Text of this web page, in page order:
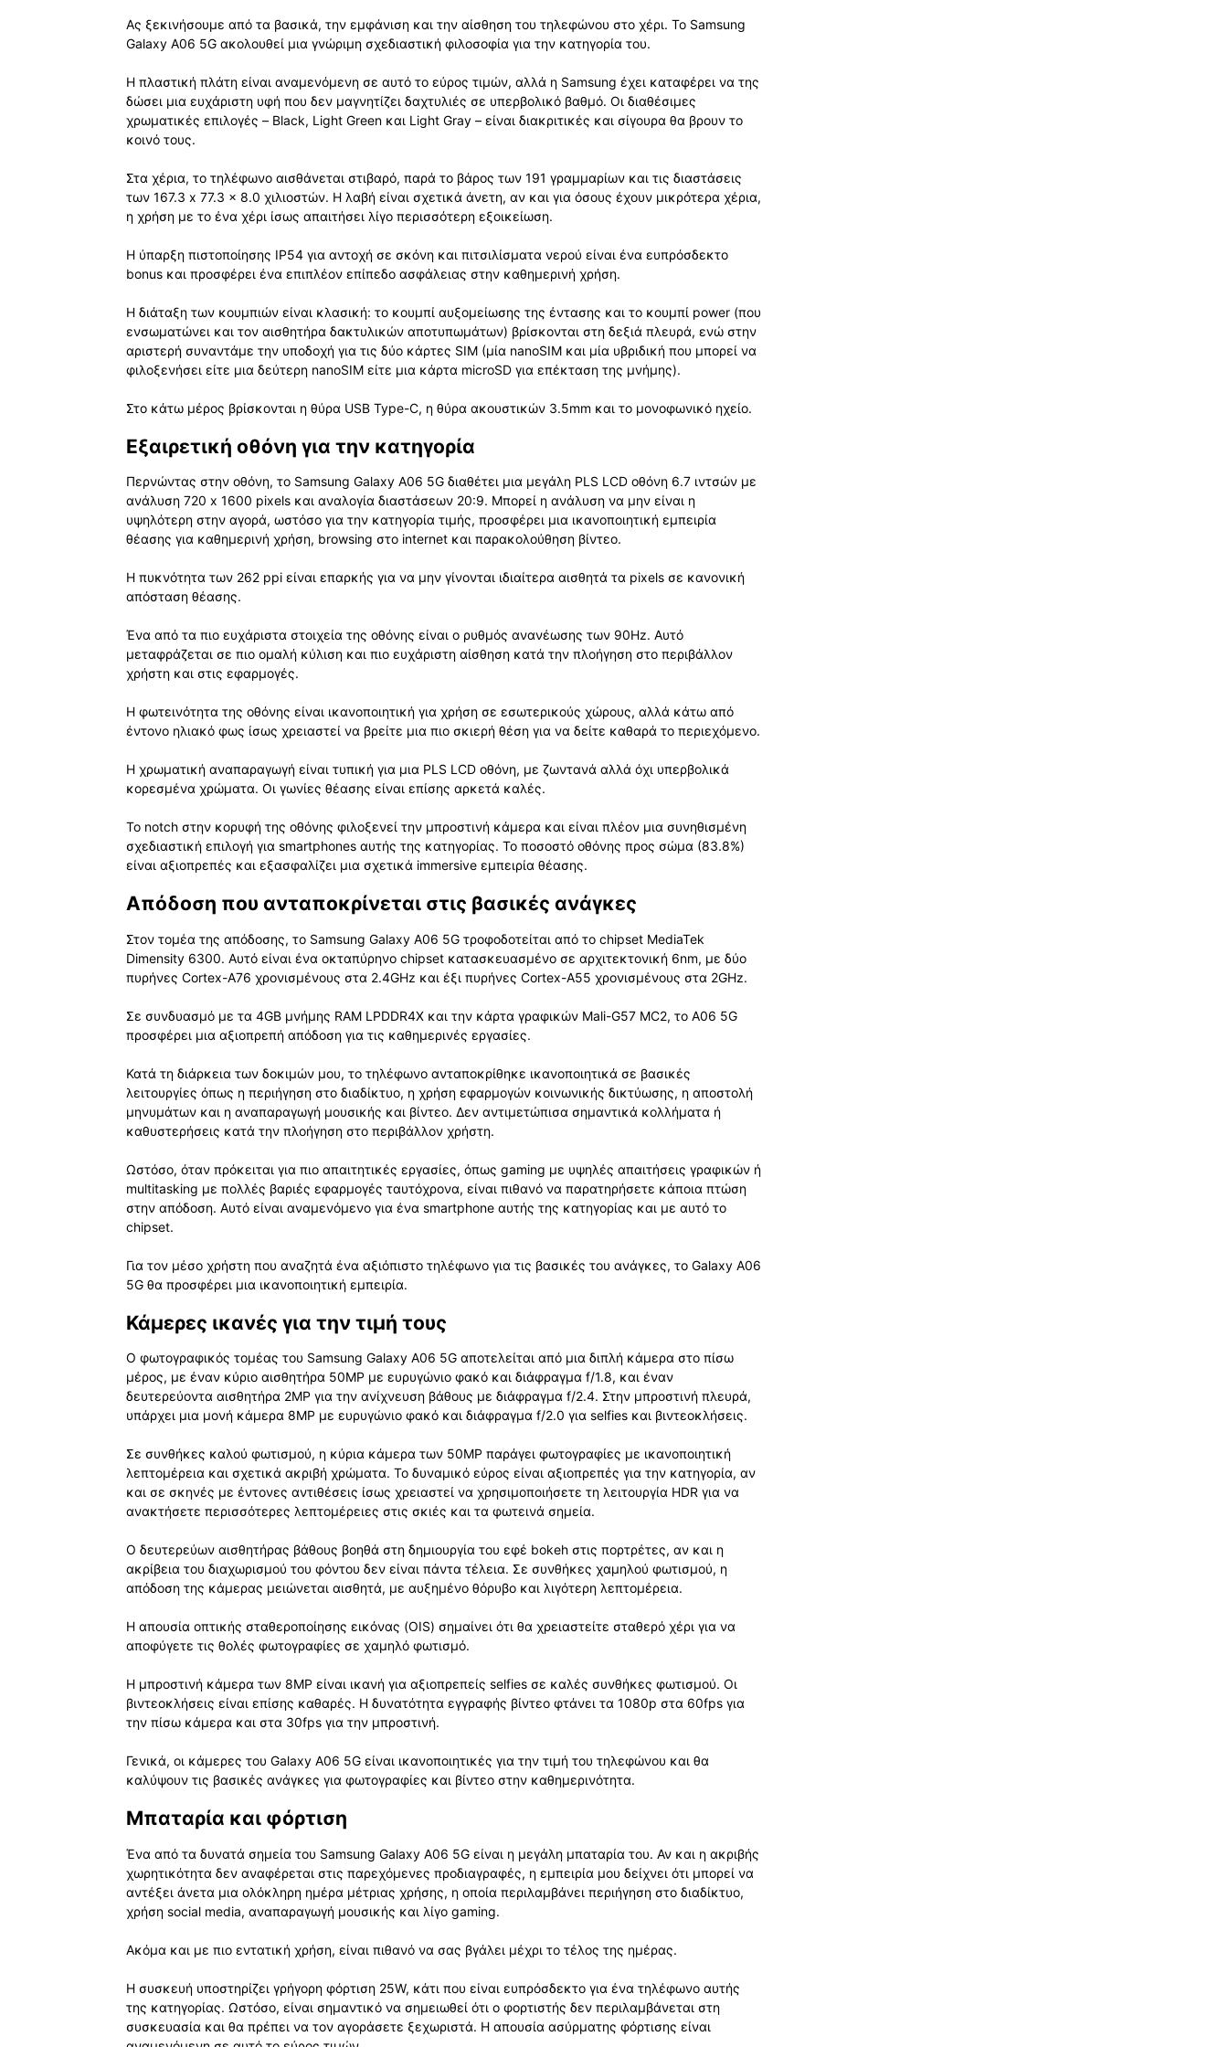
Ας ξεκινήσουμε από τα βασικά, την εμφάνιση και την αίσθηση του τηλεφώνου στο χέρι. Το Samsung
Galaxy A06 5G ακολουθεί μια γνώριμη σχεδιαστική φιλοσοφία για την κατηγορία του.
Η πλαστική πλάτη είναι αναμενόμενη σε αυτό το εύρος τιμών, αλλά η Samsung έχει καταφέρει να της
δώσει μια ευχάριστη υφή που δεν μαγνητίζει δαχτυλιές σε υπερβολικό βαθμό. Οι διαθέσιμες
χρωματικές επιλογές – Black, Light Green και Light Gray – είναι διακριτικές και σίγουρα θα βρουν το
κοινό τους.
Στα χέρια, το τηλέφωνο αισθάνεται στιβαρό, παρά το βάρος των 191 γραμμαρίων και τις διαστάσεις
των 167.3 x 77.3 x 8.0 χιλιοστών. Η λαβή είναι σχετικά άνετη, αν και για όσους έχουν μικρότερα χέρια,
η χρήση με το ένα χέρι ίσως απαιτήσει λίγο περισσότερη εξοικείωση.
Η ύπαρξη πιστοποίησης IP54 για αντοχή σε σκόνη και πιτσιλίσματα νερού είναι ένα ευπρόσδεκτο
bonus και προσφέρει ένα επιπλέον επίπεδο ασφάλειας στην καθημερινή χρήση.
Η διάταξη των κουμπιών είναι κλασική: το κουμπί αυξομείωσης της έντασης και το κουμπί power (που
ενσωματώνει και τον αισθητήρα δακτυλικών αποτυπωμάτων) βρίσκονται στη δεξιά πλευρά, ενώ στην
αριστερή συναντάμε την υποδοχή για τις δύο κάρτες SIM (μία nanoSIM και μία υβριδική που μπορεί να
φιλοξενήσει είτε μια δεύτερη nanoSIM είτε μια κάρτα microSD για επέκταση της μνήμης).
Στο κάτω μέρος βρίσκονται η θύρα USB Type-C, η θύρα ακουστικών 3.5mm και το μονοφωνικό ηχείο.
Εξαιρετική οθόνη για την κατηγορία
Περνώντας στην οθόνη, το Samsung Galaxy A06 5G διαθέτει μια μεγάλη PLS LCD οθόνη 6.7 ιντσών με
ανάλυση 720 x 1600 pixels και αναλογία διαστάσεων 20:9. Μπορεί η ανάλυση να μην είναι η
υψηλότερη στην αγορά, ωστόσο για την κατηγορία τιμής, προσφέρει μια ικανοποιητική εμπειρία
θέασης για καθημερινή χρήση, browsing στο internet και παρακολούθηση βίντεο.
Η πυκνότητα των 262 ppi είναι επαρκής για να μην γίνονται ιδιαίτερα αισθητά τα pixels σε κανονική
απόσταση θέασης.
Ένα από τα πιο ευχάριστα στοιχεία της οθόνης είναι ο ρυθμός ανανέωσης των 90Hz. Αυτό
μεταφράζεται σε πιο ομαλή κύλιση και πιο ευχάριστη αίσθηση κατά την πλοήγηση στο περιβάλλον
χρήστη και στις εφαρμογές.
Η φωτεινότητα της οθόνης είναι ικανοποιητική για χρήση σε εσωτερικούς χώρους, αλλά κάτω από
έντονο ηλιακό φως ίσως χρειαστεί να βρείτε μια πιο σκιερή θέση για να δείτε καθαρά το περιεχόμενο.
Η χρωματική αναπαραγωγή είναι τυπική για μια PLS LCD οθόνη, με ζωντανά αλλά όχι υπερβολικά
κορεσμένα χρώματα. Οι γωνίες θέασης είναι επίσης αρκετά καλές.
Το notch στην κορυφή της οθόνης φιλοξενεί την μπροστινή κάμερα και είναι πλέον μια συνηθισμένη
σχεδιαστική επιλογή για smartphones αυτής της κατηγορίας. Το ποσοστό οθόνης προς σώμα (83.8%)
είναι αξιοπρεπές και εξασφαλίζει μια σχετικά immersive εμπειρία θέασης.
Απόδοση που ανταποκρίνεται στις βασικές ανάγκες
Στον τομέα της απόδοσης, το Samsung Galaxy A06 5G τροφοδοτείται από το chipset MediaTek
Dimensity 6300. Αυτό είναι ένα οκταπύρηνο chipset κατασκευασμένο σε αρχιτεκτονική 6nm, με δύο
πυρήνες Cortex-A76 χρονισμένους στα 2.4GHz και έξι πυρήνες Cortex-A55 χρονισμένους στα 2GHz.
Σε συνδυασμό με τα 4GB μνήμης RAM LPDDR4X και την κάρτα γραφικών Mali-G57 MC2, το A06 5G
προσφέρει μια αξιοπρεπή απόδοση για τις καθημερινές εργασίες.
Κατά τη διάρκεια των δοκιμών μου, το τηλέφωνο ανταποκρίθηκε ικανοποιητικά σε βασικές
λειτουργίες όπως η περιήγηση στο διαδίκτυο, η χρήση εφαρμογών κοινωνικής δικτύωσης, η αποστολή
μηνυμάτων και η αναπαραγωγή μουσικής και βίντεο. Δεν αντιμετώπισα σημαντικά κολλήματα ή
καθυστερήσεις κατά την πλοήγηση στο περιβάλλον χρήστη.
Ωστόσο, όταν πρόκειται για πιο απαιτητικές εργασίες, όπως gaming με υψηλές απαιτήσεις γραφικών ή
multitasking με πολλές βαριές εφαρμογές ταυτόχρονα, είναι πιθανό να παρατηρήσετε κάποια πτώση
στην απόδοση. Αυτό είναι αναμενόμενο για ένα smartphone αυτής της κατηγορίας και με αυτό το
chipset.
Για τον μέσο χρήστη που αναζητά ένα αξιόπιστο τηλέφωνο για τις βασικές του ανάγκες, το Galaxy A06
5G θα προσφέρει μια ικανοποιητική εμπειρία.
Κάμερες ικανές για την τιμή τους
Ο φωτογραφικός τομέας του Samsung Galaxy A06 5G αποτελείται από μια διπλή κάμερα στο πίσω
μέρος, με έναν κύριο αισθητήρα 50MP με ευρυγώνιο φακό και διάφραγμα f/1.8, και έναν
δευτερεύοντα αισθητήρα 2MP για την ανίχνευση βάθους με διάφραγμα f/2.4. Στην μπροστινή πλευρά,
υπάρχει μια μονή κάμερα 8MP με ευρυγώνιο φακό και διάφραγμα f/2.0 για selfies και βιντεοκλήσεις.
Σε συνθήκες καλού φωτισμού, η κύρια κάμερα των 50MP παράγει φωτογραφίες με ικανοποιητική
λεπτομέρεια και σχετικά ακριβή χρώματα. Το δυναμικό εύρος είναι αξιοπρεπές για την κατηγορία, αν
και σε σκηνές με έντονες αντιθέσεις ίσως χρειαστεί να χρησιμοποιήσετε τη λειτουργία HDR για να
ανακτήσετε περισσότερες λεπτομέρειες στις σκιές και τα φωτεινά σημεία.
Ο δευτερεύων αισθητήρας βάθους βοηθά στη δημιουργία του εφέ bokeh στις πορτρέτες, αν και η
ακρίβεια του διαχωρισμού του φόντου δεν είναι πάντα τέλεια. Σε συνθήκες χαμηλού φωτισμού, η
απόδοση της κάμερας μειώνεται αισθητά, με αυξημένο θόρυβο και λιγότερη λεπτομέρεια.
Η απουσία οπτικής σταθεροποίησης εικόνας (OIS) σημαίνει ότι θα χρειαστείτε σταθερό χέρι για να
αποφύγετε τις θολές φωτογραφίες σε χαμηλό φωτισμό.
Η μπροστινή κάμερα των 8MP είναι ικανή για αξιοπρεπείς selfies σε καλές συνθήκες φωτισμού. Οι
βιντεοκλήσεις είναι επίσης καθαρές. Η δυνατότητα εγγραφής βίντεο φτάνει τα 1080p στα 60fps για
την πίσω κάμερα και στα 30fps για την μπροστινή.
Γενικά, οι κάμερες του Galaxy A06 5G είναι ικανοποιητικές για την τιμή του τηλεφώνου και θα
καλύψουν τις βασικές ανάγκες για φωτογραφίες και βίντεο στην καθημερινότητα.
Μπαταρία και φόρτιση
Ένα από τα δυνατά σημεία του Samsung Galaxy A06 5G είναι η μεγάλη μπαταρία του. Αν και η ακριβής
χωρητικότητα δεν αναφέρεται στις παρεχόμενες προδιαγραφές, η εμπειρία μου δείχνει ότι μπορεί να
αντέξει άνετα μια ολόκληρη ημέρα μέτριας χρήσης, η οποία περιλαμβάνει περιήγηση στο διαδίκτυο,
χρήση social media, αναπαραγωγή μουσικής και λίγο gaming.
Ακόμα και με πιο εντατική χρήση, είναι πιθανό να σας βγάλει μέχρι το τέλος της ημέρας.
Η συσκευή υποστηρίζει γρήγορη φόρτιση 25W, κάτι που είναι ευπρόσδεκτο για ένα τηλέφωνο αυτής
της κατηγορίας. Ωστόσο, είναι σημαντικό να σημειωθεί ότι ο φορτιστής δεν περιλαμβάνεται στη
συσκευασία και θα πρέπει να τον αγοράσετε ξεχωριστά. Η απουσία ασύρματης φόρτισης είναι